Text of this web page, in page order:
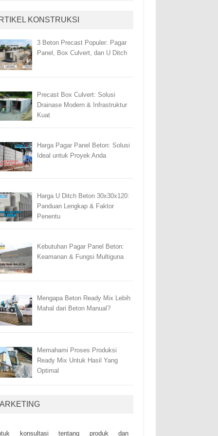
KONSTRUKSI
3 Beton Precast Populer: Pagar
Panel, Box Culvert, dan U Ditch
Precast Box Culvert: Solusi
Drainase Modern & Infrastruktur
Kuat
Harga Pagar Panel Beton: Solusi
Ideal untuk Proyek Anda
Harga U Ditch Beton 30x30x120:
Panduan Lengkap & Faktor
Penentu
Kebutuhan Pagar Panel Beton:
Keamanan & Fungsi Multiguna
Mengapa Beton Ready Mix Lebih
Mahal dari Beton Manual?
Memahami Proses Produksi
Ready Mix Untuk Hasil Yang
Optimal
kоnsultаsі tеntаng рrоduk dаn